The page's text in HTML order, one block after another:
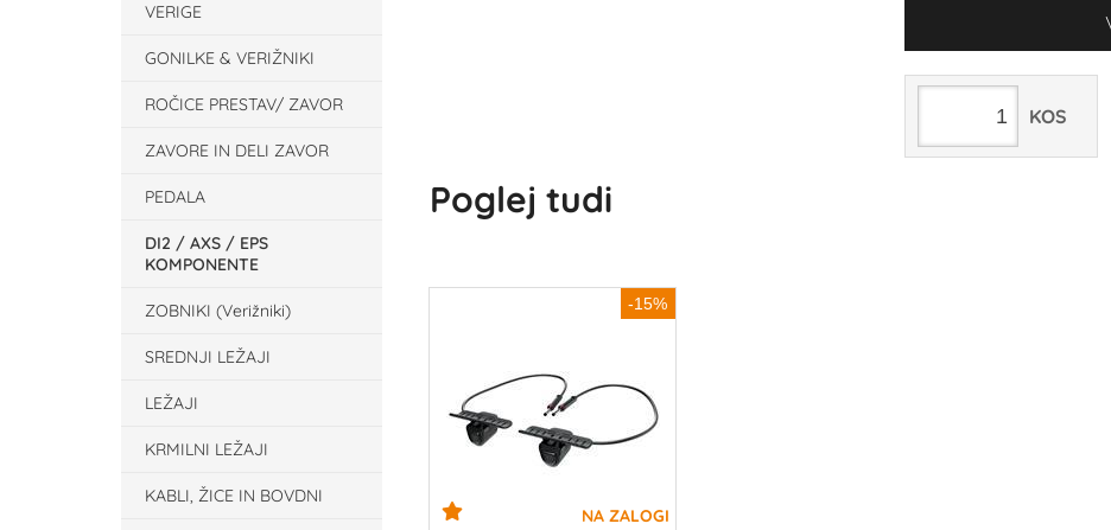
VERIGE
GONILKE & VERIŽNIKI
ROČICE PRESTAV/ ZAVOR
ZAVORE IN DELI ZAVOR
PEDALA
DI2 / AXS / EPS
KOMPONENTE
ZOBNIKI (Verižniki)
SREDNJI LEŽAJI
LEŽAJI
KRMILNI LEŽAJI
KABLI, ŽICE IN BOVDNI
KOS
Poglej tudi
-15%